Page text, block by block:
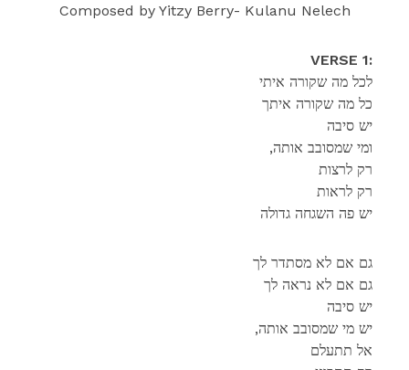
Composed by Yitzy Berry- Kulanu Nelech
VERSE 1:
לכל מה שקורה איתי
כל מה שקורה איתך
יש סיבה
,ומי שמסובב אותה
רק לרצות
רק לראות
יש פה השגחה גדולה
גם אם לא מסתדר לך
‏גם אם לא נראה לך
יש סיבה
,יש מי שמסובב אותה
אל תתעלם